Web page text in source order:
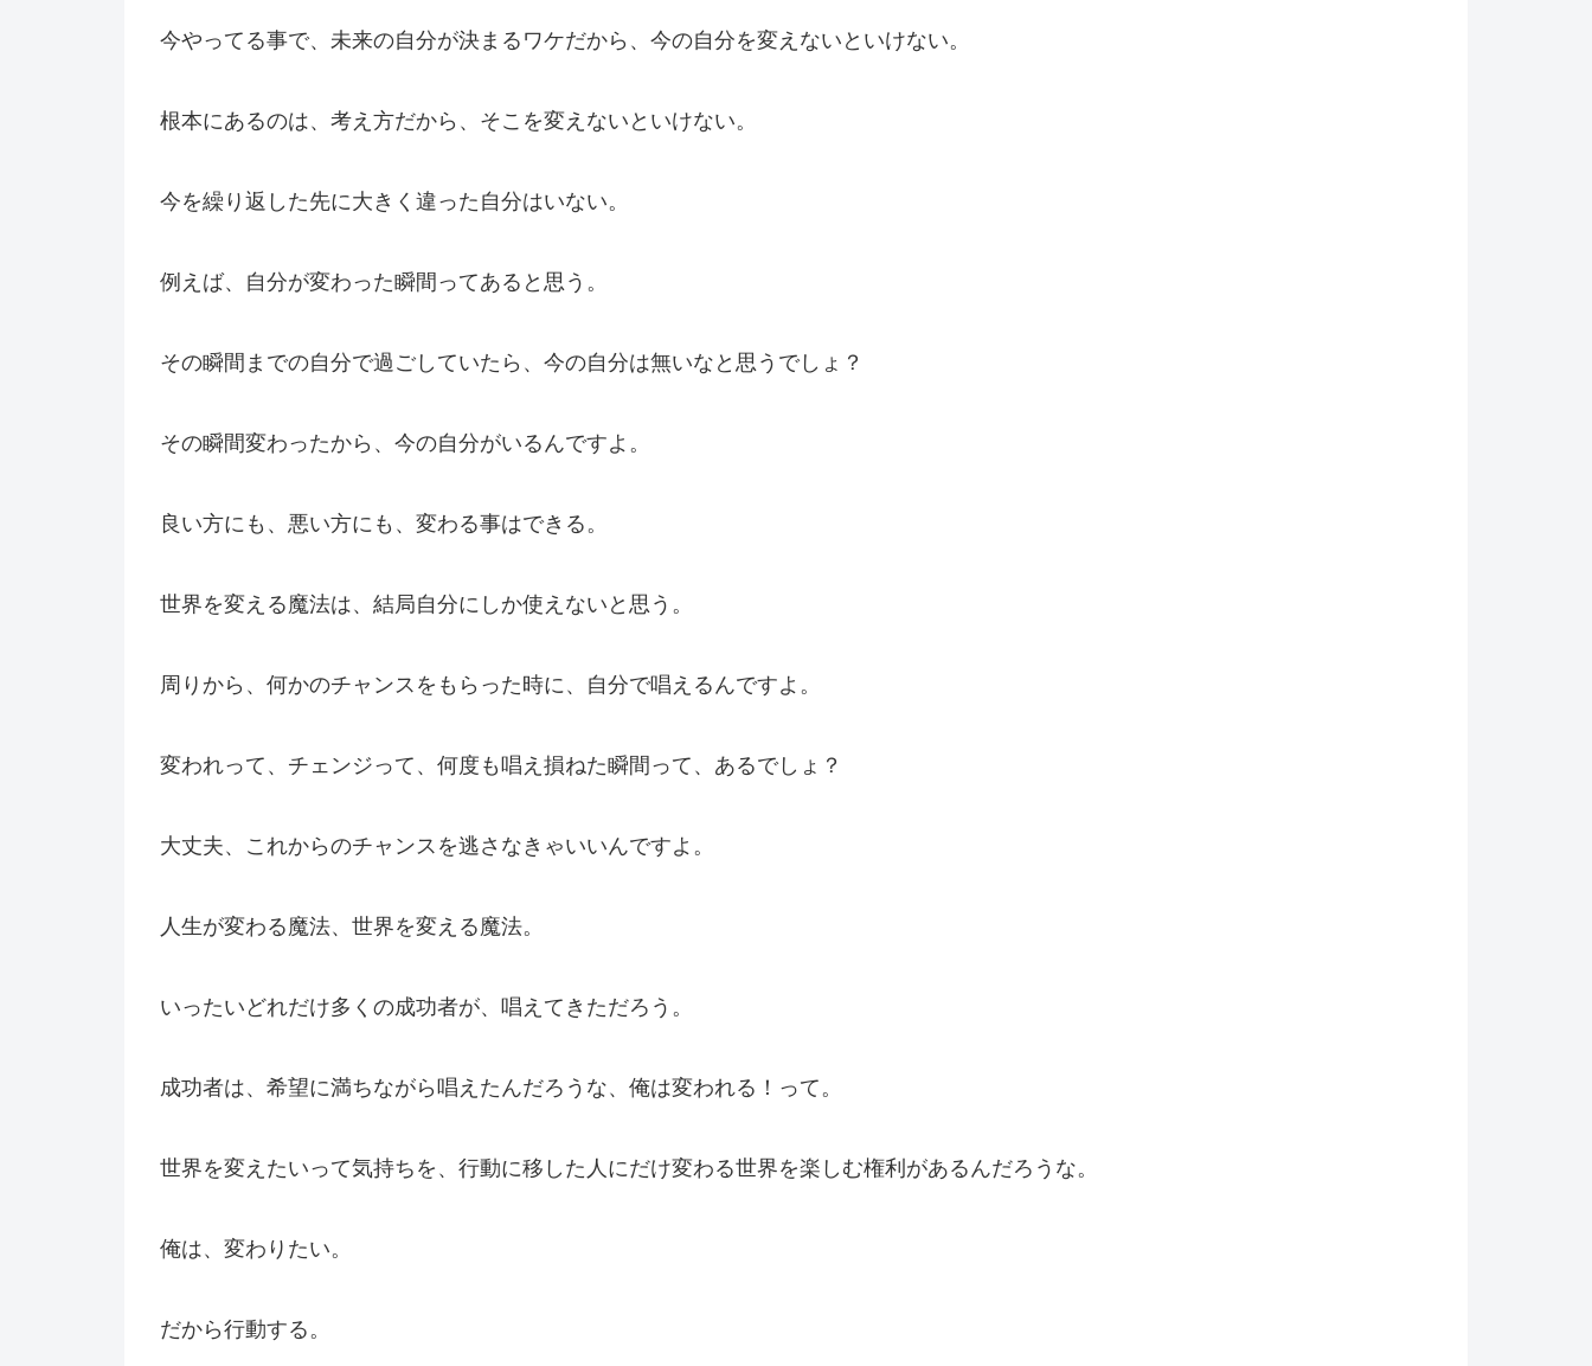
今やってる事で、未来の自分が決まるワケだから、今の自分を変えないといけない。
根本にあるのは、考え方だから、そこを変えないといけない。
今を繰り返した先に大きく違った自分はいない。
例えば、自分が変わった瞬間ってあると思う。
その瞬間までの自分で過ごしていたら、今の自分は無いなと思うでしょ？
その瞬間変わったから、今の自分がいるんですよ。
良い方にも、悪い方にも、変わる事はできる。
世界を変える魔法は、結局自分にしか使えないと思う。
周りから、何かのチャンスをもらった時に、自分で唱えるんですよ。
変われって、チェンジって、何度も唱え損ねた瞬間って、あるでしょ？
大丈夫、これからのチャンスを逃さなきゃいいんですよ。
人生が変わる魔法、世界を変える魔法。
いったいどれだけ多くの成功者が、唱えてきただろう。
成功者は、希望に満ちながら唱えたんだろうな、俺は変われる！って。
世界を変えたいって気持ちを、行動に移した人にだけ変わる世界を楽しむ権利があるんだろうな。
俺は、変わりたい。
だから行動する。